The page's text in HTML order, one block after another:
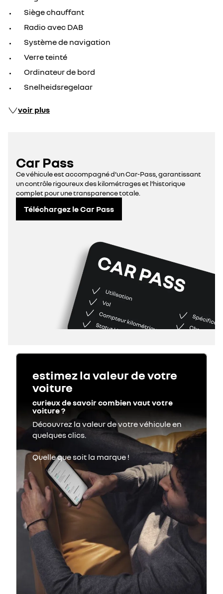
Siège chauffant
Radio avec DAB
Système de navigation
Verre teinté
Ordinateur de bord
Snelheidsregelaar
voir plus
Car Pass
Ce véhicule est accompagné d'un Car-Pass, garantissant
un contrôle rigoureux des kilométrages et l'historique
complet pour une transparence totale.
Téléchargez le Car Pass
estimez la valeur de votre
voiture
curieux de savoir combien vaut votre
voiture ?
Découvrez la valeur de votre véhicule en